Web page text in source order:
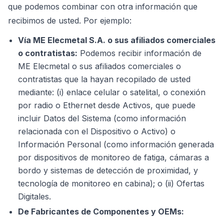
que podemos combinar con otra información que
recibimos de usted. Por ejemplo:
Vía ME Elecmetal S.A. o sus afiliados comerciales
o contratistas: Podemos recibir información de
ME Elecmetal o sus afiliados comerciales o
contratistas que la hayan recopilado de usted
mediante: (i) enlace celular o satelital, o conexión
por radio o Ethernet desde Activos, que puede
incluir Datos del Sistema (como información
relacionada con el Dispositivo o Activo) o
Información Personal (como información generada
por dispositivos de monitoreo de fatiga, cámaras a
bordo y sistemas de detección de proximidad, y
tecnología de monitoreo en cabina); o (ii) Ofertas
Digitales.
De Fabricantes de Componentes y OEMs: